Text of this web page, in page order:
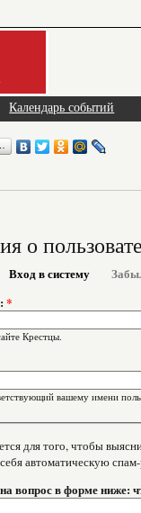
Календарь событий
о
Вход в систему
*
Крестцы.
вашему имени
для того, чтобы выяснить,
автоматическую
вопрос в форме ниже: